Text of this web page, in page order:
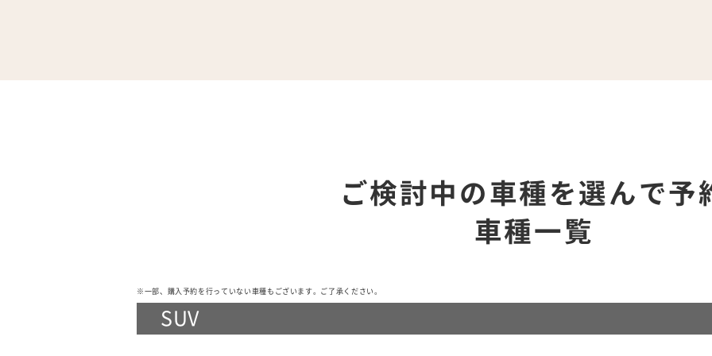
ご検討中の車種を選んで予
車種一覧
※一部、購入予約を行っていない車種もございます。ご了承ください。
SUV